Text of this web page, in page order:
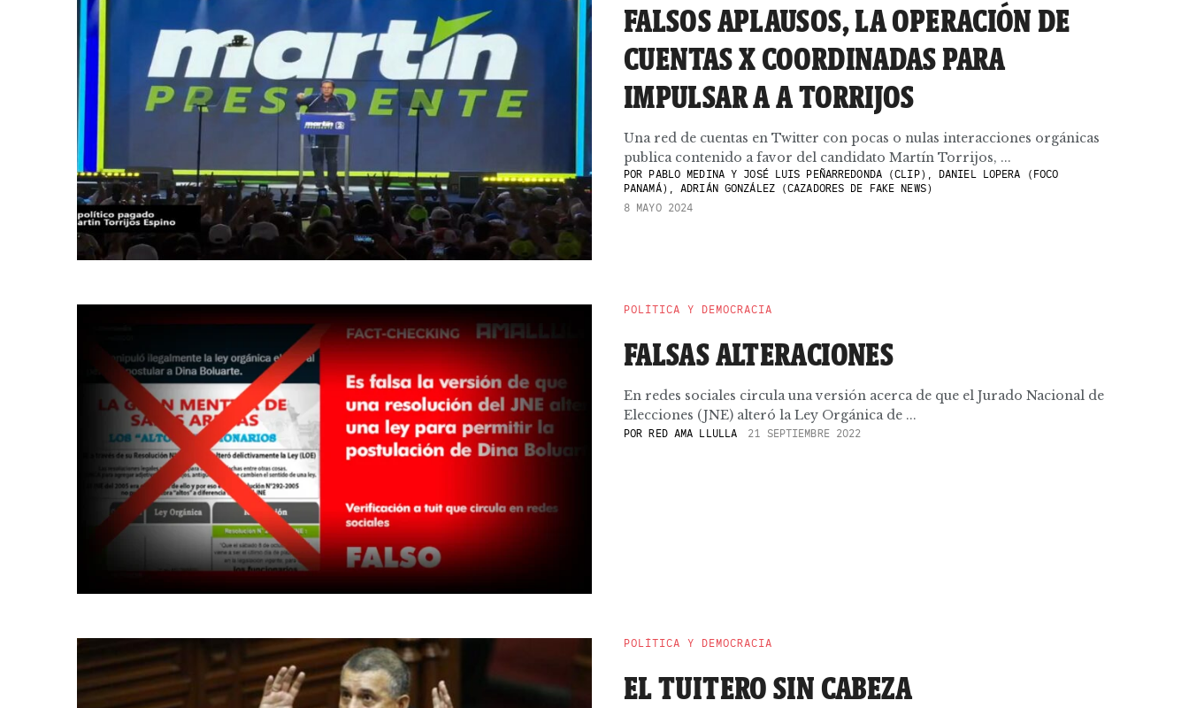
FALSOS APLAUSOS, LA OPERACIÓN DE
CUENTAS X COORDINADAS PARA
IMPULSAR A A TORRIJOS
Una red de cuentas en Twitter con pocas o nulas interacciones orgánicas
publica contenido a favor del candidato Martín Torrijos, ...
POR PABLO MEDINA Y JOSÉ LUIS PEÑARREDONDA (CLIP), DANIEL LOPERA (FOCO
PANAMÁ), ADRIÁN GONZÁLEZ (CAZADORES DE FAKE NEWS)
8 MAYO 2024
POLÍTICA Y DEMOCRACIA
FALSAS ALTERACIONES
En redes sociales circula una versión acerca de que el Jurado Nacional de
Elecciones (JNE) alteró la Ley Orgánica de ...
POR RED AMA LLULLA 21 SEPTIEMBRE 2022
POLÍTICA Y DEMOCRACIA
EL TUITERO SIN CABEZA